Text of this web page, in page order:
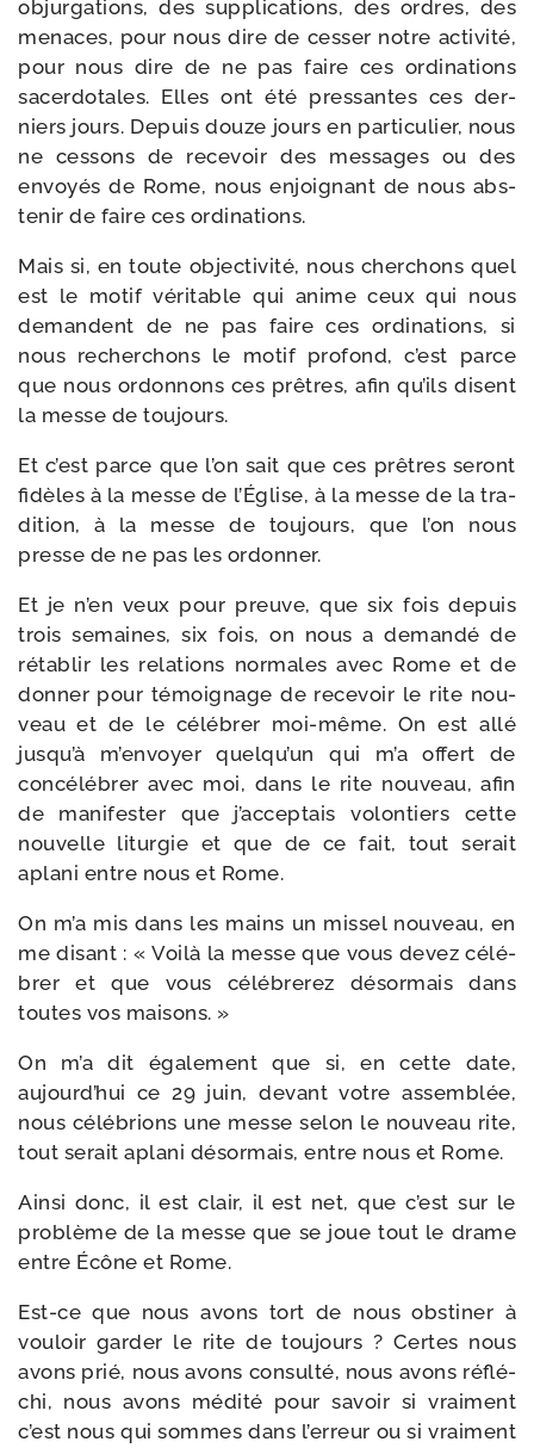
objur­ga­tions, des sup­pli­ca­tions, des ordres, des
menaces, pour nous dire de ces­ser notre acti­vi­té,
pour nous dire de ne pas faire ces ordi­na­tions
sacer­do­tales. Elles ont été pres­santes ces der­
niers jours. Depuis douze jours en par­ti­cu­lier, nous
ne ces­sons de rece­voir des mes­sages ou des
envoyés de Rome, nous enjoi­gnant de nous abs­
te­nir de faire ces ordinations.
Mais si, en toute objec­ti­vi­té, nous cher­chons quel
est le motif véri­table qui anime ceux qui nous
demandent de ne pas faire ces ordi­na­tions, si
nous recher­chons le motif pro­fond, c’est parce
que nous ordon­nons ces prêtres, afin qu’ils disent
la messe de toujours.
Et c’est parce que l’on sait que ces prêtres seront
fidèles à la messe de l’Église, à la messe de la tra­
di­tion, à la messe de tou­jours, que l’on nous
presse de ne pas les ordonner.
Et je n’en veux pour preuve, que six fois depuis
trois semaines, six fois, on nous a deman­dé de
réta­blir les rela­tions nor­males avec Rome et de
don­ner pour témoi­gnage de rece­voir le rite nou­
veau et de le célé­brer moi-​même. On est allé
jusqu’à m’envoyer quelqu’un qui m’a offert de
concé­lé­brer avec moi, dans le rite nou­veau, afin
de mani­fes­ter que j’acceptais volon­tiers cette
nou­velle litur­gie et que de ce fait, tout serait
apla­ni entre nous et Rome.
On m’a mis dans les mains un mis­sel nou­veau, en
me disant : « Voilà la messe que vous devez célé­
brer et que vous célé­bre­rez désor­mais dans
toutes vos maisons. »
On m’a dit éga­le­ment que si, en cette date,
aujourd’hui ce 29 juin, devant votre assem­blée,
nous célé­brions une messe selon le nou­veau rite,
tout serait apla­ni désor­mais, entre nous et Rome.
Ainsi donc, il est clair, il est net, que c’est sur le
pro­blème de la messe que se joue tout le drame
entre Écône et Rome.
Est-​ce que nous avons tort de nous obs­ti­ner à
vou­loir gar­der le rite de tou­jours ? Certes nous
avons prié, nous avons consul­té, nous avons réflé­
chi, nous avons médi­té pour savoir si vrai­ment
c’est nous qui sommes dans l’erreur ou si vrai­ment